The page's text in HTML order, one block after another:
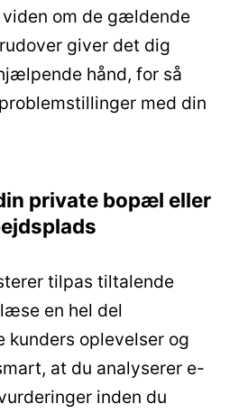
viden om de gældende
giver det dig
hånd, for så
med din
private bopæl eller
tilpas tiltalende
en hel del
oplevelser og
at du analyserer e-
inden du